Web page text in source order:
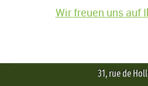
Wir freuen uns auf
31, rue de